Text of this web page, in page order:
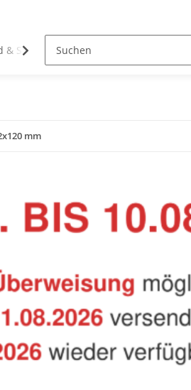
& Sanitär
mm